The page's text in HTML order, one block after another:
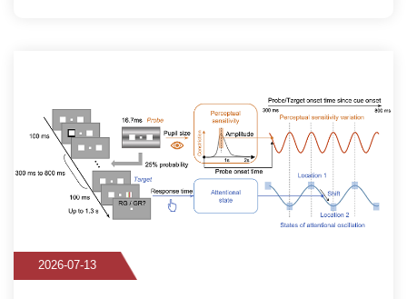
2026-07-13